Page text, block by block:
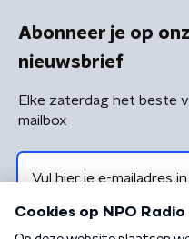
Abonneer je op
nieuwsbrief
Elke zaterdag het beste
mailbox